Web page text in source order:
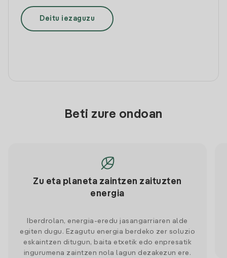
Deitu iezaguzu
Beti zure ondoan
Zu eta planeta zaintzen zaituzten
energia
Iberdrolan, energia-eredu jasangarriaren alde
egiten dugu. Ezagutu energia berdeko zer soluzio
eskaintzen ditugun, baita etxetik edo enpresatik
ingurumena zaintzen nola lagun dezakezun ere.